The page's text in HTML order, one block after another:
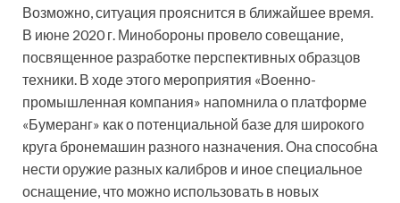
Возможно, ситуация прояснится в ближайшее время.
В июне 2020 г. Минобороны провело совещание,
посвященное разработке перспективных образцов
техники. В ходе этого мероприятия «Военно-
промышленная компания» напомнила о платформе
«Бумеранг» как о потенциальной базе для широкого
круга бронемашин разного назначения. Она способна
нести оружие разных калибров и иное специальное
оснащение, что можно использовать в новых